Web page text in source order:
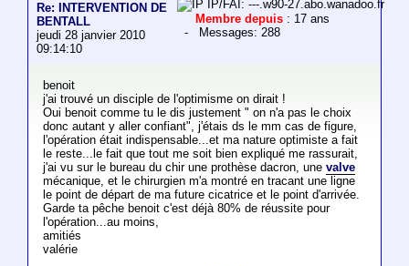
Re: INTERVENTION DE
BENTALL
jeudi 28 janvier 2010
09:14:10
IP/FAI: ---.w90-27.abo.wanadoo.fr
Membre depuis : 17 ans
- Messages: 288
benoit
j'ai trouvé un disciple de l'optimisme on dirait !
Oui benoit comme tu le dis justement " on n'a pas le choix
donc autant y aller confiant", j'étais ds le mm cas de figure,
l'opération était indispensable...et ma nature optimiste a fait
le reste...le fait que tout me soit bien expliqué me rassurait,
j'ai vu sur le bureau du chir une prothèse dacron, une valve
mécanique, et le chirurgien m'a montré en tracant une ligne
le point de départ de ma future cicatrice et le point d'arrivée.
Garde ta pêche benoit c'est déjà 80% de réussite pour
l'opération...au moins,
amitiés
valérie